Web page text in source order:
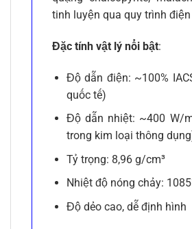
tinh luyện qua quy trình
Đặc tính vật lý nổi bật:
Độ dẫn điện: ~100%
quốc tế)
Độ dẫn nhiệt: ~400 W/
trong kim loại thông
Tỷ trọng: 8,96 g/cm³
Nhiệt độ nóng chảy:
Độ dẻo cao, dễ định hình